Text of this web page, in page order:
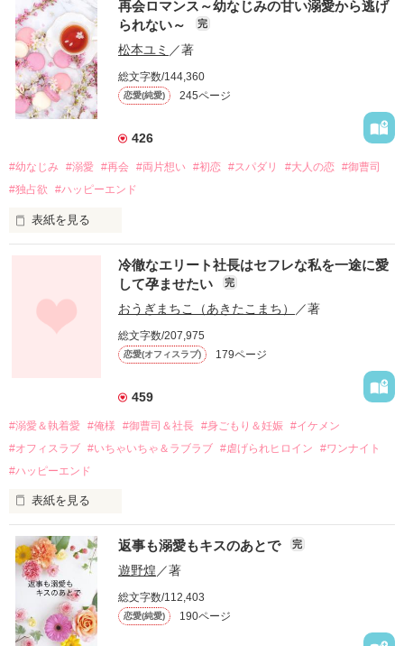
再会ロマンス～幼なじみの甘い溺愛から逃げ
られない～
完
松本ユミ ／著
総文字数/144,360
恋愛(純愛) 245ページ
426
#幼なじみ #溺愛 #再会 #両片想い #初恋 #スパダリ #大人の恋 #御曹司
#独占欲
#ハッピーエンド
表紙を見る
幼なじみの哲平に淡い恋心を抱いていた美桜。
しかし、ある出来事をきっかけに二人の関係は壊れてしまう。
関係修復もできないまま、美桜は両親の離婚によって
引っ越すことになり、哲平とも離れ離れになった。
それから約十二年後。
過去の傷から、二度と会いたくないと思っていた哲平に
運命のような再会を果たす。
酔った勢いで一夜を共にしてしまった。
さらに、美桜が初めてだと知った哲平は
『責任をとる、結婚しよう』と真っ直ぐに告げてきた。
戸惑う美桜とは裏腹に、好きという気持ちを隠すことなく
甘やかしてくる。
そんなある日、哲平は美桜がストーカー被害に
遭っていることを知る。
美桜を守るため、哲平は同居を提案してきて――。
冷徹なエリート社長はセフレな私を一途に愛
して孕ませたい
完
おうぎまちこ（あきたこまち） ／著
総文字数/207,975
恋愛(オフィスラブ) 179ページ
459
#溺愛＆執着愛 #俺様 #御曹司＆社長 #身ごもり＆妊娠 #イケメン
#オフィスラブ #いちゃいちゃ＆ラブラブ #虐げられヒロイン
#ワンナイト
#ハッピーエンド
表紙を見る
おかしな噂を流されて前の職場でうまくいかなかった梅田美
桜は、海外で傷心旅行をしていたところ、日本人美青年と出会
い、酒の勢いもあり一夜限りの関係となる。
帰国後、美桜は新しい職場でワンナイトした美青年と再会。
なんと彼の正体は、とある財閥御曹司にも関わらず、一族を離
れて起業した新進気鋭の実業家、社内でも冷徹だと評判な社長
――御影恭司その人だったのだ――！
返事も溺愛もキスのあとで 完
遊野煌／著
総文字数/112,403
恋愛(純愛) 190ページ